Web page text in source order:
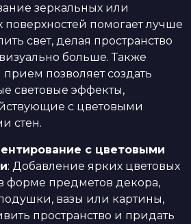
зеркальных или
поверхностей помогает лучше
свет, делая пространство
больше. Также
позволяет создать
световые эффекты,
с цветовыми
стен.
с цветовыми
: Добавление ярких цветовых
форме предметов декора,
вазы или картины,
пространство и придать